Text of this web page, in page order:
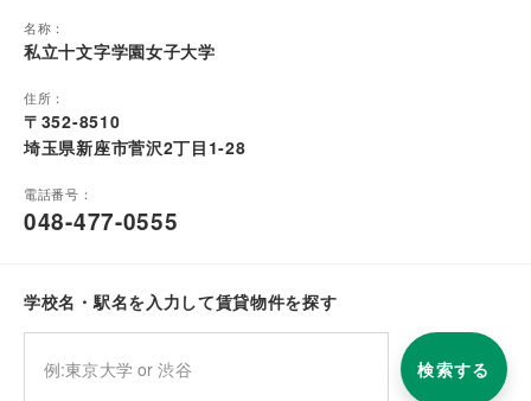
名称：
私立十文字学園女子大学
住所：
〒352-8510
埼玉県新座市菅沢2丁目1-28
電話番号：
048-477-0555
学校名・駅名を入力して賃貸物件を探す
検索する